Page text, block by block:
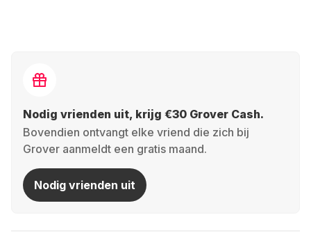
Nodig vrienden uit, krijg €30 Grover Cash.
Bovendien ontvangt elke vriend die zich bij
Grover aanmeldt een gratis maand.
Nodig vrienden uit